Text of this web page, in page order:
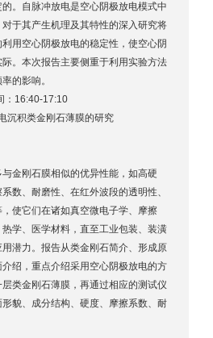
。自脉冲放电是空心阴极放电模式中
于其产生机理及其特性的深入研究将
用空心阴极放电的稳定性，使空心阴
。本次报告主要侧重于利用实验方法
的影响。
：16:40-17:10
沉积类金刚石薄膜的研究
金刚石膜相似的优异性能，如高硬
数、耐磨性、在红外波段的透明性、
使它们在诸如真空微电子学、摩擦
学、医学材料，直至工业包装、装潢
潜力。报告从类金刚石简介、形成原
绍，重点介绍采用空心阴极放电的方
类金刚石薄膜，再通过相应的测试仪
貌、成分结构、硬度、摩擦系数、耐